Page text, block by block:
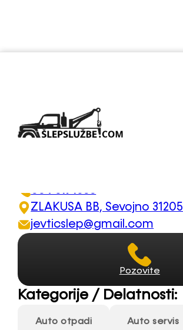
064 6171588
ZLAKUSA BB, Sevojno 31205
jevticslep@gmail.com
Pozovite
Kategorije / Delatnosti:
Auto otpadi Auto servis